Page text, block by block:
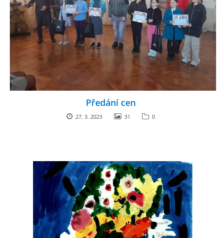
Předání cen
27. 3. 2023 31 0